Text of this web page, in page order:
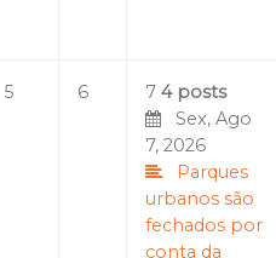
5 6 7 4 posts
Sex, Ago
7, 2026
Parques
urbanos são
fechados por
conta da